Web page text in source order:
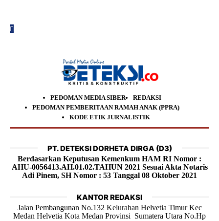
PEDOMAN MEDIA SIBER
REDAKSI
PEDOMAN PEMBERITAAN RAMAH ANAK (PPRA)
KODE ETIK JURNALISTIK
PT. DETEKSI DORHETA DIRGA (D3)
Berdasarkan Keputusan Kemenkum HAM RI Nomor :
AHU-0056413.AH.01.02.TAHUN 2021 Sesuai Akta Notaris
Adi Pinem, SH Nomor : 53 Tanggal 08 Oktober 2021
KANTOR REDAKSI
Jalan Pembangunan No.132 Kelurahan Helvetia Timur Kec
Medan Helvetia Kota Medan Provinsi Sumatera Utara No.Hp